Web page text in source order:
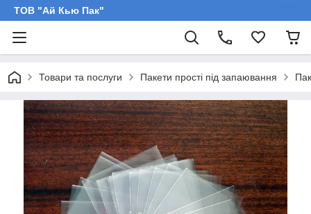
ТОВ "Ай Кью Пак"
Товари та послуги Пакети прості під запаювання